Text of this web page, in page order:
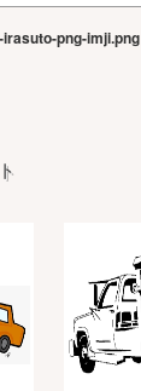
png-imji.png